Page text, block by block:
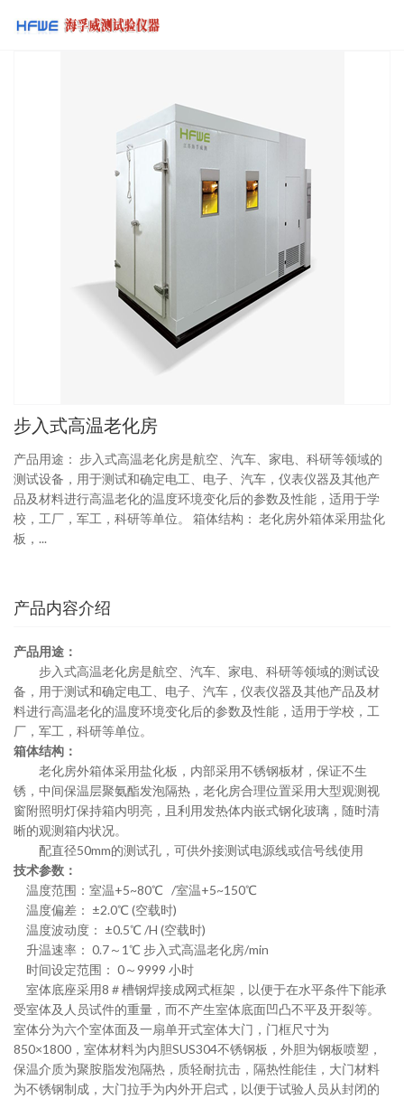
步入式高温老化房
产品用途： 步入式高温老化房是航空、汽车、家电、科研等领域的
测试设备，用于测试和确定电工、电子、汽车，仪表仪器及其他产
品及材料进行高温老化的温度环境变化后的参数及性能，适用于学
校，工厂，军工，科研等单位。 箱体结构： 老化房外箱体采用盐化
板，...
产品内容介绍
产品用途：
步入式高温老化房是航空、汽车、家电、科研等领域的测试设
备，用于测试和确定电工、电子、汽车，仪表仪器及其他产品及材
料进行高温老化的温度环境变化后的参数及性能，适用于学校，工
厂，军工，科研等单位。
箱体结构：
老化房外箱体采用盐化板，内部采用不锈钢板材，保证不生
锈，中间保温层聚氨酯发泡隔热，老化房合理位置采用大型观测视
窗附照明灯保持箱内明亮，且利用发热体内嵌式钢化玻璃，随时清
晰的观测箱内状况。
配直径50mm的测试孔，可供外接测试电源线或信号线使用
技术参数 ：
温度范围：室温+5~80℃ /室温+5~150℃
温度偏差： ±2.0℃ (空载时)
温度波动度： ±0.5℃ /H (空载时)
升温速率： 0.7～ 1℃ 步入式高温老化房/min
时间设定范围： 0～9999 小时
室体底座采用8 ＃槽钢焊接成网式框架，以便于在水平条件下能承
受室体及人员试件的重量，而不产生室体底面凹凸不平及开裂等。
室体分为六个室体面及一扇单开式室体大门，门框尺寸为
850×1800 ，室体材料为内胆SUS304不锈钢板，外胆为钢板喷塑，
保温介质为聚胺脂发泡隔热，质轻耐抗击，隔热性能佳，大门材料
为不锈钢制成，大门拉手为内外开启式，以便于试验人员从封闭的